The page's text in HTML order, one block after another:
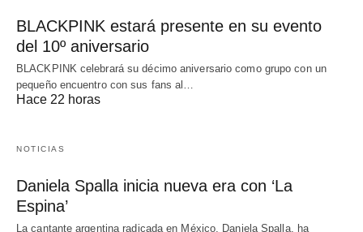
BLACKPINK estará presente en su evento
del 10º aniversario
BLACKPINK celebrará su décimo aniversario como grupo con un
pequeño encuentro con sus fans al…
Hace 22 horas
NOTICIAS
Daniela Spalla inicia nueva era con ‘La
Espina’
La cantante argentina radicada en México, Daniela Spalla, ha